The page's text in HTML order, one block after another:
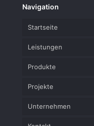
Navigation
Startseite
Leistungen
Produkte
Projekte
Unternehmen